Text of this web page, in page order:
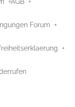
Forum